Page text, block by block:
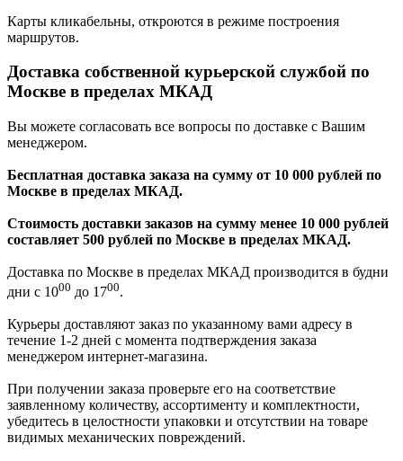
Карты кликабельны, откроются в режиме построения
маршрутов.
Доставка собственной курьерской службой по
Москве в пределах МКАД
Вы можете согласовать все вопросы по доставке с Вашим
менеджером.
Бесплатная доставка заказа на сумму от 10 000 рублей по
Москве в пределах МКАД.
Стоимость доставки заказов на сумму менее 10 000 рублей
составляет 500 рублей по Москве в пределах МКАД.
Доставка по Москве в пределах МКАД производится в будни
дни с 1000 до 1700.
Курьеры доставляют заказ по указанному вами адресу в
течение 1-2 дней с момента подтверждения заказа
менеджером интернет-магазина.
При получении заказа проверьте его на соответствие
заявленному количеству, ассортименту и комплектности,
убедитесь в целостности упаковки и отсутствии на товаре
видимых механических повреждений.